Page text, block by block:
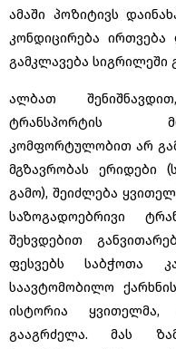
ამაში პოზიტივს
კონდიცირება
გამკლავება სიგრილეში
ალბათ
ტრანსპორტის
კომფორტულობით არ
მგზავრობას ერიდები
გამო), შეიძლება
საზოგადოებრივი
შეხვდებით
ფესვებს საბჭოთა
საავტომობილო
ისტორია ყვითელმა,
გააგრძელა. მას